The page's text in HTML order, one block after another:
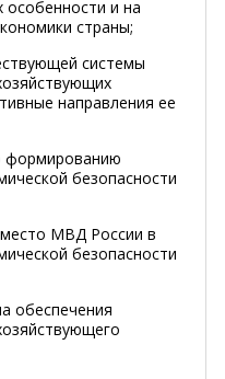
особенности и на
страны;
системы
направления ее
формированию
безопасности
МВД России в
безопасности
обеспечения